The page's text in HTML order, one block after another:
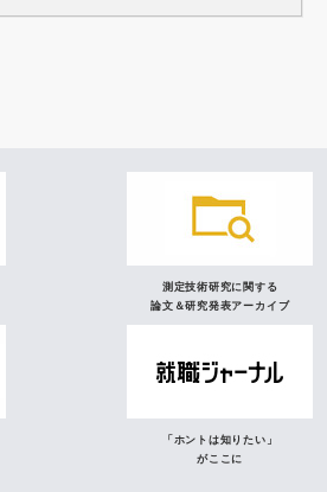
測定技術研究に関する
論文＆研究発表アーカイブ
「ホントは知りたい」
がここに